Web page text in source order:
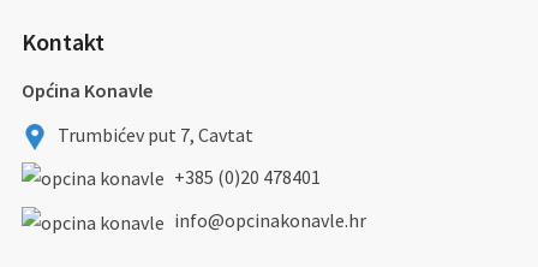
Kontakt
Općina Konavle
Trumbićev put 7, Cavtat
+385 (0)20 478401
info@opcinakonavle.hr